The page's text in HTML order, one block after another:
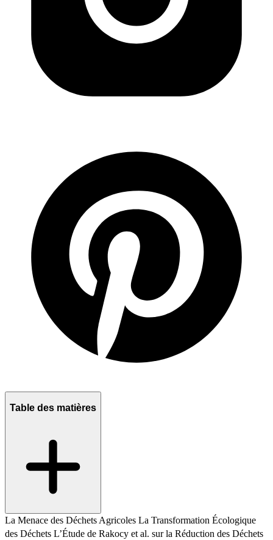
Table des matières
La Menace des Déchets Agricoles La Transformation Écologique
des Déchets L’Étude de Rakocy et al. sur la Réduction des Déchets